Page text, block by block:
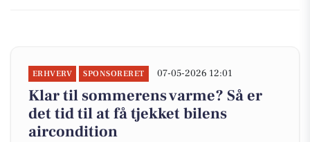
ERHVERV SPONSORERET 07-05-2026 12:01
Klar til sommerens varme? Så er
det tid til at få tjekket bilens
aircondition